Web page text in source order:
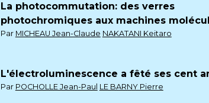
La photocommutation: des verres
photochromiques aux machines
Par MICHEAU Jean-Claude NAKATANI Keitaro
L'électroluminescence a fêté ses cent
Par POCHOLLE Jean-Paul LE BARNY Pierre